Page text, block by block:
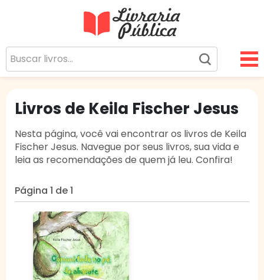
Sua Biblioteca Virtual Gratuita
Livros de Keila Fischer Jesus
Nesta página, você vai encontrar os livros de Keila
Fischer Jesus. Navegue por seus livros, sua vida e
leia as recomendações de quem já leu. Confira!
Página 1 de 1